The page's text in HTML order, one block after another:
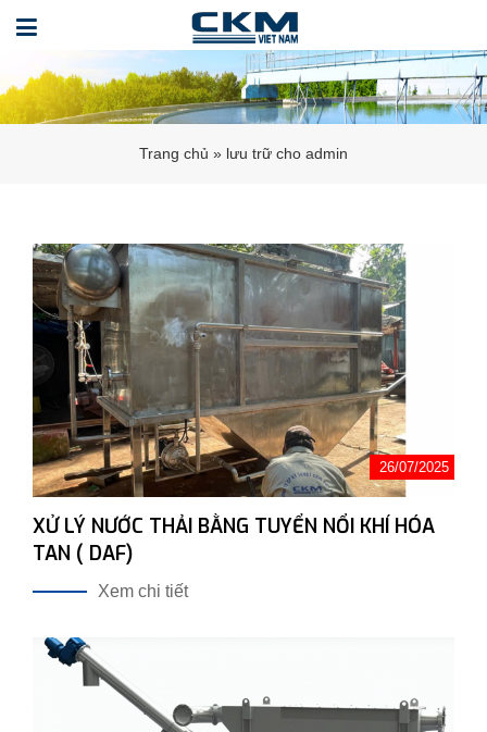
Trang chủ » lưu trữ cho admin
26/07/2025
XỬ LÝ NƯỚC THẢI BẰNG TUYỂN NỔI KHÍ HÓA
TAN ( DAF)
Xem chi tiết